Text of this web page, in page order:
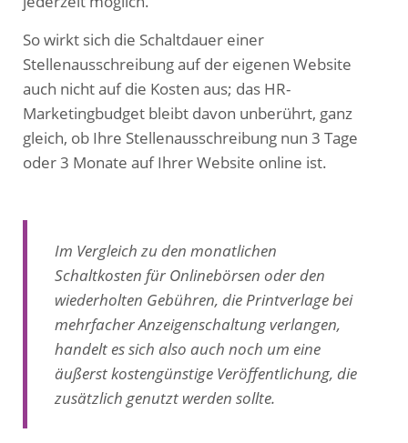
So wirkt sich die Schaltdauer einer
Stellenausschreibung auf der eigenen Website
auch nicht auf die Kosten aus; das HR-
Marketingbudget bleibt davon unberührt, ganz
gleich, ob Ihre Stellenausschreibung nun 3 Tage
oder 3 Monate auf Ihrer Website online ist.
Im Vergleich zu den monatlichen
Schaltkosten für Onlinebörsen oder den
wiederholten Gebühren, die Printverlage bei
mehrfacher Anzeigenschaltung verlangen,
handelt es sich also auch noch um eine
äußerst kostengünstige Veröffentlichung, die
zusätzlich genutzt werden sollte.